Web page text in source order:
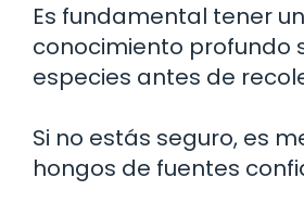
Es fundamental tener un
conocimiento profundo
especies antes de
Si no estás seguro, es
hongos de fuentes